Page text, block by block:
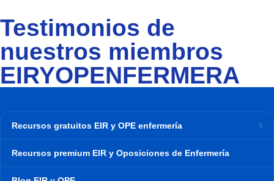
Testimonios de
nuestros miembros
EIRYOPENFERMERA
Recursos gratuitos EIR y OPE enfermería
Recursos premium EIR y Oposiciones de Enfermería